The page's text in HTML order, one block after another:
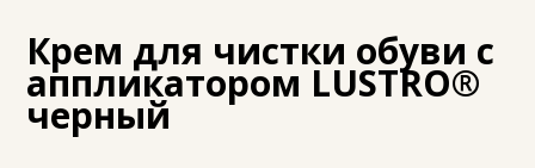
Крем для чистки обуви с
аппликатором LUSTRO®
черный